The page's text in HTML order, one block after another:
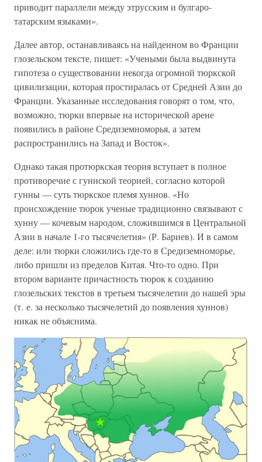
приводит параллели между этрусским и булгаро-
татарским языками».
Далее автор, останавливаясь на найденном во Франции
глозельском тексте, пишет: «Учеными была выдвинута
гипотеза о существовании некогда огромной тюркской
цивилизации, которая простиралась от Средней Азии до
Франции. Указанные исследования говорят о том, что,
возможно, тюрки впервые на исторической арене
появились в районе Средиземноморья, а затем
распространились на Запад и Восток».
Однако такая протюркская теория вступает в полное
противоречие с гуннской теорией, согласно которой
гунны — суть тюркское племя хуннов. «Но
происхождение тюрок ученые традиционно связывают с
хунну — кочевым народом, сложившимся в Центральной
Азии в начале 1-го тысячелетия» (Р. Бариев). И в самом
деле: или тюрки сложились где-то в Средиземноморье,
либо пришли из пределов Китая. Что-то одно. При
втором варианте причастность тюрок к созданию
глозельских текстов в третьем тысячелетии до нашей эры
(т. е. за несколько тысячелетий до появления хуннов)
никак не объяснима.